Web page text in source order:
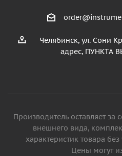
Челябинск, ул. Сони
адрес, ПУНКТА
Производитель оставляет
внешнего вида,
характеристик товара
Цены могут